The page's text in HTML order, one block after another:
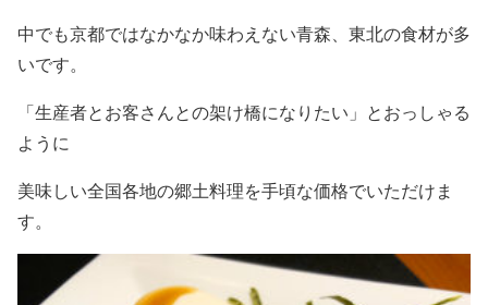
中でも京都ではなかなか味わえない青森、東北の食材が多
いです。
「生産者とお客さんとの架け橋になりたい」とおっしゃる
ように
美味しい全国各地の郷土料理を手頃な価格でいただけま
す。